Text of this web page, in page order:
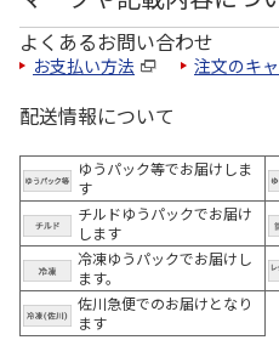
よくあるお問い合わせ
お支払い方法 注文のキ
配送情報について
ゆうパック等でお届けしま
す
チルドゆうパックでお届け
します
冷凍ゆうパックでお届けし
ます。
佐川急便でのお届けとなり
ます